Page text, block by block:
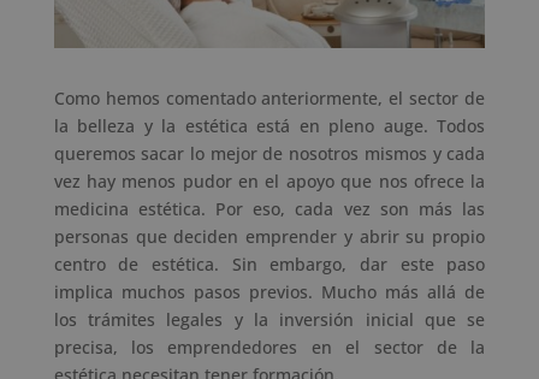
Como hemos comentado anteriormente, el sector de
la belleza y la estética está en pleno auge. Todos
queremos sacar lo mejor de nosotros mismos y cada
vez hay menos pudor en el apoyo que nos ofrece la
medicina estética. Por eso, cada vez son más las
personas que deciden emprender y abrir su propio
centro de estética. Sin embargo, dar este paso
implica muchos pasos previos. Mucho más allá de
los trámites legales y la inversión inicial que se
precisa, los emprendedores en el sector de la